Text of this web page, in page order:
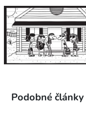
Podobné články